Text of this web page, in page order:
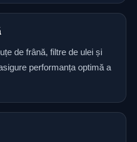
de frână, filtre de ulei și
performanța optimă a